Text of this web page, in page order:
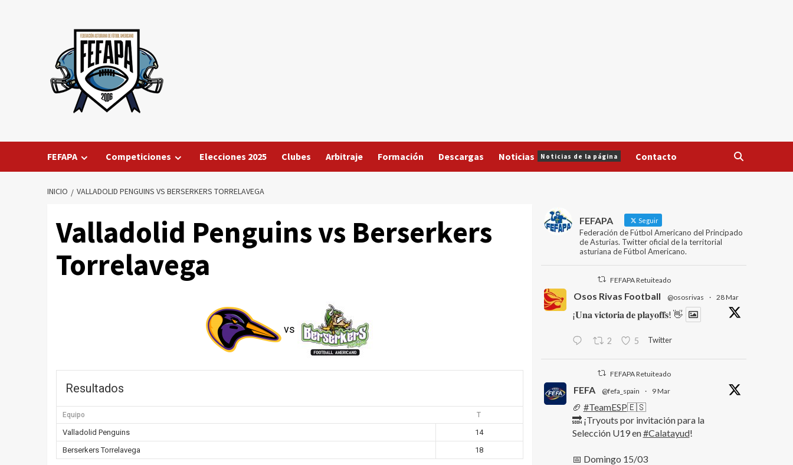
FEFAPA Competiciones Elecciones 2025 Clubes Arbitraje Formación Descargas Noticias Noticias de la página Contacto
INICIO VALLADOLID PENGUINS VS BERSERKERS TORRELAVEGA
Valladolid Penguins vs Berserkers
Torrelavega
vs
Resultados
Equipo T
Valladolid Penguins
14
Berserkers Torrelavega
18
FEFAPA Seguir
Federación de Fútbol Americano del Principado
de Asturias. Twitter oficial de la territorial
asturiana de Fútbol Americano.
FEFAPA Retuiteado
Osos Rivas Football @ososrivas · 28 Mar
¡𝐔𝐧𝐚 𝐯𝐢𝐜𝐭𝐨𝐫𝐢𝐚 𝐝𝐞 𝐩𝐥𝐚𝐲𝐨𝐟𝐟𝐬! 👋
2 5 Twitter
FEFAPA Retuiteado
FEFA @fefa_spain · 9 Mar
🏈 #TeamESP🇪🇸
🔜 ¡Tryouts por invitación para la
Selección U19 en#Calatayud!
📅 Domingo 15/03